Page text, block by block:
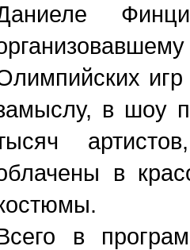
в шоу
в
в